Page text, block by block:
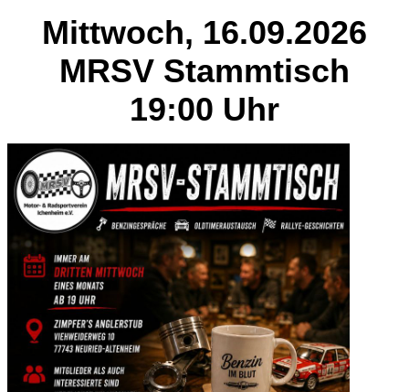
Mittwoch, 16.09.2026
MRSV Stammtisch
19:00 Uhr